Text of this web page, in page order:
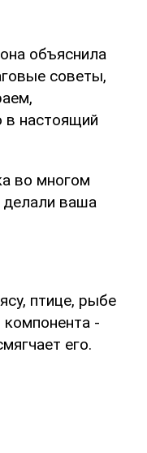
объяснила
советы,
в настоящий
во многом
делали ваша
птице, рыбе
-
его.